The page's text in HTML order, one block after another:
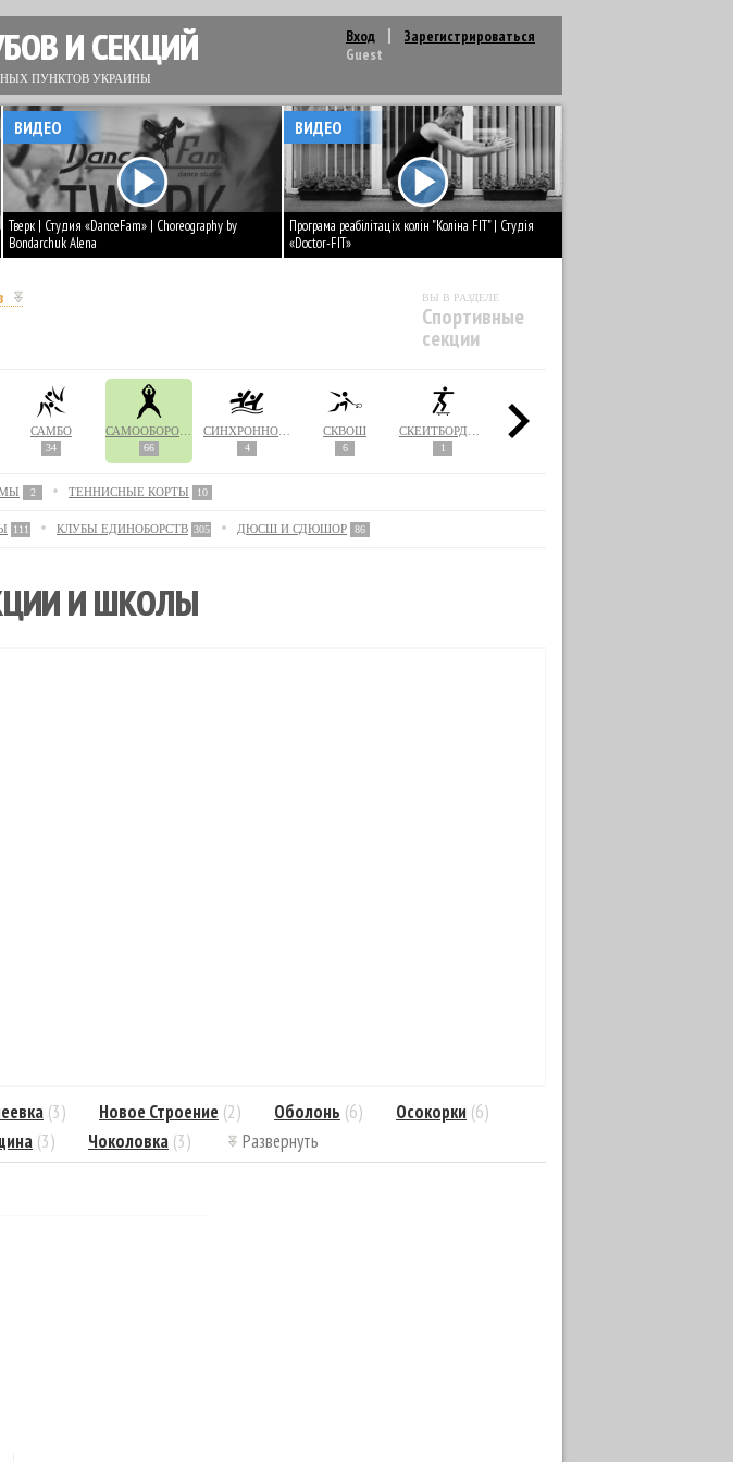
Вход
Зарегистрироваться
Guest
И СЕКЦИЙ
ПУНКТОВ УКРАИНЫ
Тверк | Студия «DanceFam» | Choreography by
Bondarchuk Alena
ВИДЕО
Програма реабілітаціх колін "Коліна FIT" | Студія
«Doctor-FIT»
ВИДЕО
ВЫ В РАЗДЕЛЕ
Спортивные
секции
САМБО
34 66 4
СКВОШ
6 1
СНОУБОРДИНГ
2 ТЕННИСНЫЕ КОРТЫ 10
111 КЛУБЫ ЕДИНОБОРСТВ 305 ДЮСШ И СДЮШОР 86
И ШКОЛЫ
(3) Новое Строение (2) Оболонь (6) Осокорки (6)
(3) Чоколовка (3)
Развернуть